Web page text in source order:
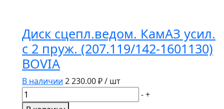
Диск сцепл.ведом. КамАЗ усил.
с 2 пруж. (207.119/142-1601130)
BOVIA
В наличии 2 230.00₽ / шт
Количество
товара
-+